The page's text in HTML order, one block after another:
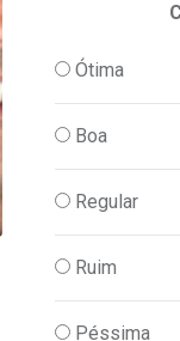
Aeronáutica
Ótima
Boa
Regular
Ruim
Péssima